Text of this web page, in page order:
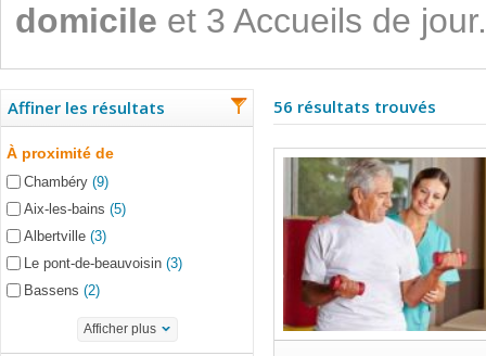
domicile et 3 Accueils de jour.
Affiner les résultats
À proximité de
Chambéry (9)
Aix-les-bains (5)
Albertville (3)
Le pont-de-beauvoisin (3)
Bassens (2)
Afficher plus
56 résultats trouvés